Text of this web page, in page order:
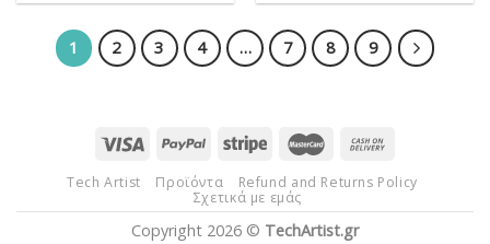
1 2 3 4 … 7 8 9
Tech Artist Προϊόντα
Refund and Returns Policy
Σχετικά με εμάς
Copyright 2026 © TechArtist.gr